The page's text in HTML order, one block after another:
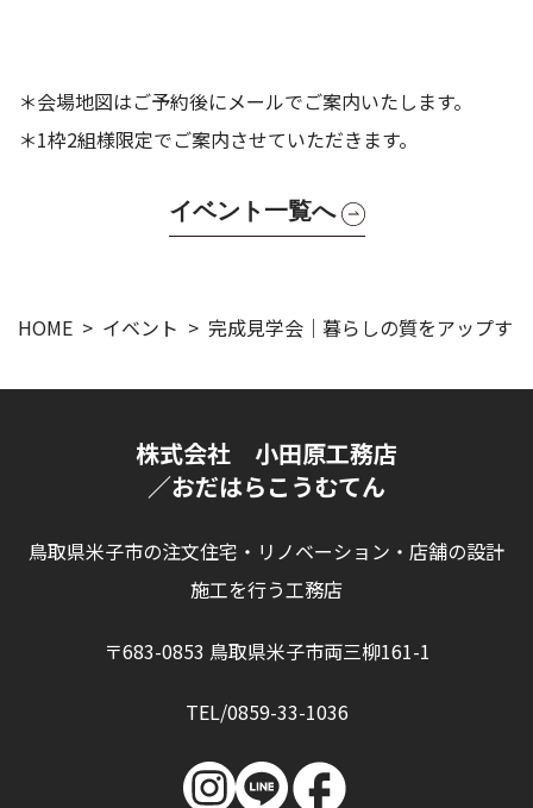
＊会場地図はご予約後にメールでご案内いたします。
＊1枠2組様限定でご案内させていただきます。
イベント一覧へ
HOME イベント 完成見学会｜暮らしの質をアップす
株式会社 小田原工務店
／おだはらこうむてん
鳥取県米子市の注文住宅・リノベーション・店舗の設計
施工を行う工務店
〒683-0853 鳥取県米子市両三柳161-1
TEL/0859-33-1036